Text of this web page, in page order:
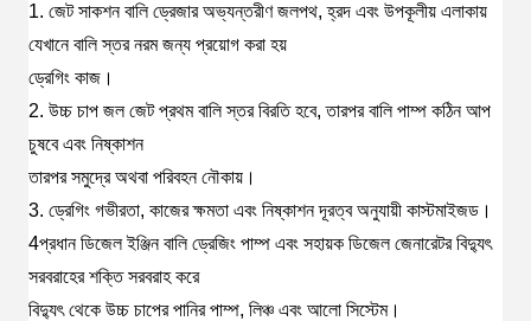
1. জেট সাকশন বালি ড্রেজার অভ্যন্তরীণ জলপথ, হ্রদ এবং উপকূলীয় এলাকায়
যেখানে বালি স্তর নরম জন্য প্রয়োগ করা হয়
ড্রেগিং কাজ।
2. উচ্চ চাপ জল জেট প্রথম বালি স্তর বিরতি হবে, তারপর বালি পাম্প কঠিন আপ
চুষবে এবং নিষ্কাশন
তারপর সমুদ্রে অথবা পরিবহন নৌকায়।
3. ড্রেগিং গভীরতা, কাজের ক্ষমতা এবং নিষ্কাশন দূরত্ব অনুযায়ী কাস্টমাইজড।
4প্রধান ডিজেল ইঞ্জিন বালি ড্রেজিং পাম্প এবং সহায়ক ডিজেল জেনারেটর বিদ্যুৎ
সরবরাহের শক্তি সরবরাহ করে
বিদ্যুৎ থেকে উচ্চ চাপের পানির পাম্প, লিঞ্চ এবং আলো সিস্টেম।